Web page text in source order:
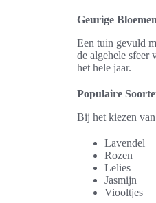
Geurige
Een tuin gevuld
de algehele sfeer
het hele jaar.
Populaire
Bij het kiezen van
Lavendel
Rozen
Lelies
Jasmijn
Viooltjes